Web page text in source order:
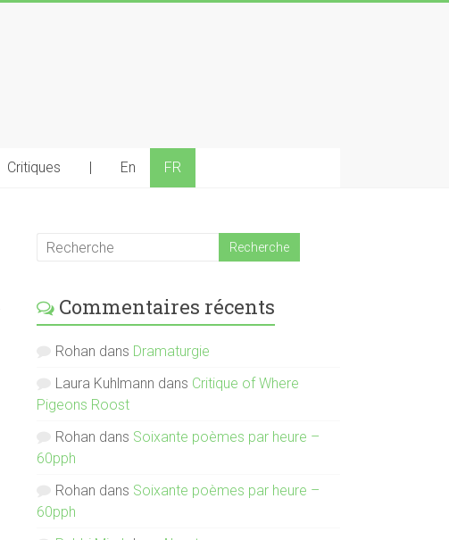
Critiques | En FR
Commentaires récents
Rohan dans Dramaturgie
Laura Kuhlmann dans Critique of Where
Pigeons Roost
Rohan dans Soixante poèmes par heure –
60pph
Rohan dans Soixante poèmes par heure –
60pph